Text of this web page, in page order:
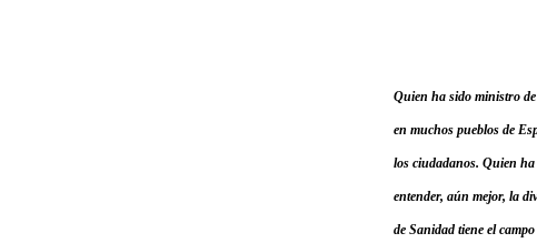
Quien ha sido ministro
en muchos pueblos de
los ciudadanos. Quien
entender, aún mejor, la
de Sanidad tiene el